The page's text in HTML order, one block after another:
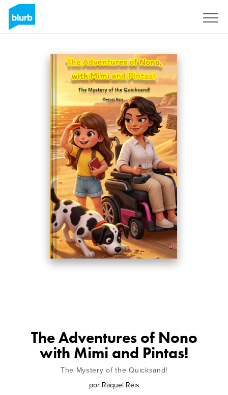
The Adventures of Nono
with Mimi and Pintas!
The Mystery of the Quicksand!
por Raquel Reis